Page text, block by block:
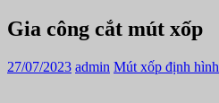
Gia công cắt mút xốp
27/07/2023 admin Mút xốp định hình